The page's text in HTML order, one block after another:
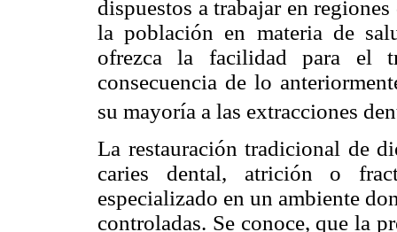
dispuestos a trabajar en
la población en materia de
ofrezca la facilidad para el
consecuencia de lo
su mayoría a las extracciones
La restauración tradicional de
caries dental, atrición o
especializado en un ambiente
controladas. Se conoce, que la